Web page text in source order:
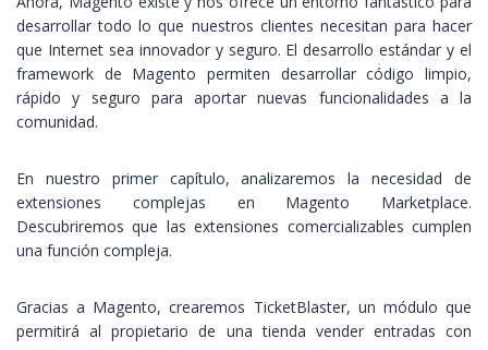
desarrollar todo lo que nuestros clientes necesitan para hacer
que Internet sea innovador y seguro. El desarrollo estándar y el
framework de Magento permiten desarrollar código limpio,
rápido y seguro para aportar nuevas funcionalidades a la
comunidad.
En nuestro primer capítulo, analizaremos la necesidad de
extensiones complejas en Magento Marketplace.
Descubriremos que las extensiones comercializables cumplen
una función compleja.
Gracias a Magento, crearemos TicketBlaster, un módulo que
permitirá al propietario de una tienda vender entradas con